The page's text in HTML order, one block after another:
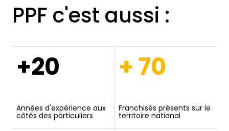
PPF c'est aussi :
+20
Années d'expérience aux
côtés des particuliers
+ 70
Franchisés présents sur le
territoire national